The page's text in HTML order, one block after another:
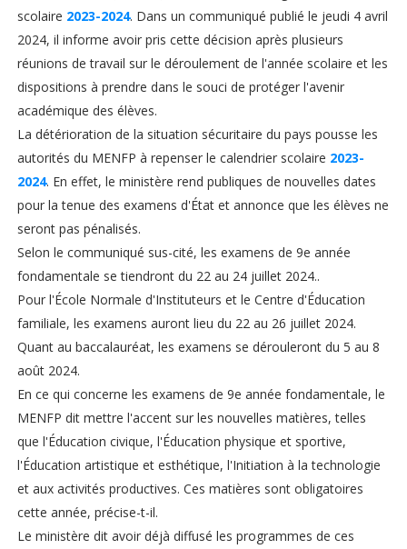
scolaire 2023-2024. Dans un communiqué publié le jeudi 4 avril
2024, il informe avoir pris cette décision après plusieurs
réunions de travail sur le déroulement de l'année scolaire et les
dispositions à prendre dans le souci de protéger l'avenir
académique des élèves.
La détérioration de la situation sécuritaire du pays pousse les
autorités du MENFP à repenser le calendrier scolaire 2023-
2024. En effet, le ministère rend publiques de nouvelles dates
pour la tenue des examens d'État et annonce que les élèves ne
seront pas pénalisés.
Selon le communiqué sus-cité, les examens de 9e année
fondamentale se tiendront du 22 au 24 juillet 2024..
Pour l'École Normale d'Instituteurs et le Centre d'Éducation
familiale, les examens auront lieu du 22 au 26 juillet 2024.
Quant au baccalauréat, les examens se dérouleront du 5 au 8
août 2024.
En ce qui concerne les examens de 9e année fondamentale, le
MENFP dit mettre l'accent sur les nouvelles matières, telles
que l'Éducation civique, l'Éducation physique et sportive,
l'Éducation artistique et esthétique, l'Initiation à la technologie
et aux activités productives. Ces matières sont obligatoires
cette année, précise-t-il.
Le ministère dit avoir déjà diffusé les programmes de ces